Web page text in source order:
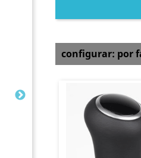
configurar: por